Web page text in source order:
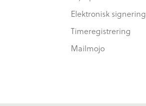
Elektronisk signering
Timeregistrering
Mailmojo